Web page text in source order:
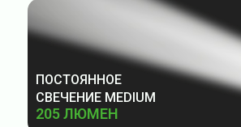
ПОСТОЯННОЕ
СВЕЧЕНИЕ MEDIUM
205 ЛЮМЕН